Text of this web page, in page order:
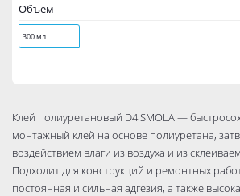
Объем
300 мл
Клей полиуретановый D4 SMOLA —
монтажный клей на основе полиуретана,
воздействием влаги из воздуха и из
Подходит для конструкций и ремонтных
постоянная и сильная адгезия, а также